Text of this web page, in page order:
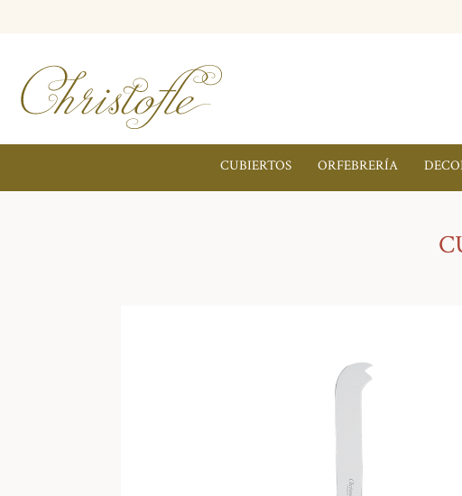
CUBIERTOS ORFEBRERÍA